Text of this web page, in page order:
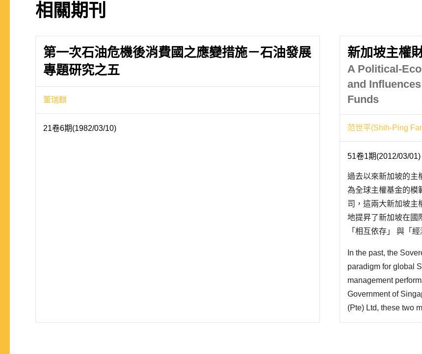
相關期刊
第一次石油危機後消費國之應變措施－石油發展
專題研究之五
董瑞麒
21卷6期(1982/03/10)
新加坡主權
A Political-
and
Funds
范世平(Shih-Ping
51卷1期(2012/03/01)
過去以來新加坡的主
為全球主權基金的模
司，這兩大新加坡主
地提昇了新加坡在國
「相互依存」 與「
爭優勢更被凸顯。
後，也..
In the past, the
paradigm for global
management
Government of
(Pte) Ltd, these two
development